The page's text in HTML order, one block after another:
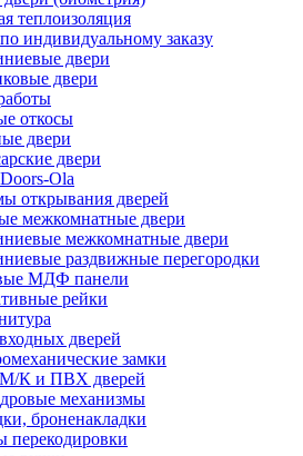
теплоизоляция
индивидуальному заказу
двери
двери
откосы
двери
двери
Ola
открывания дверей
межкомнатные двери
межкомнатные двери
раздвижные перегородки
МДФ панели
рейки
дверей
замки
К и ПВХ дверей
механизмы
броненакладки
перекодировки